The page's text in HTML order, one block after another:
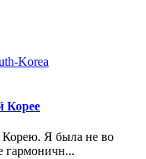
Корее
Я была не во
гармоничн...